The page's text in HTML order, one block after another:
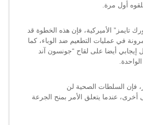
أول مرة.
تايمز” الأميركية، فإن هذه الخطوة قد
في عمليات التطعيم ضد الوباء، كما
أيضا على لقاح “جونسون آند
فإن السلطات الصحية لن
أخرى، عندما يتعلق الأمر بمنح الجرعة